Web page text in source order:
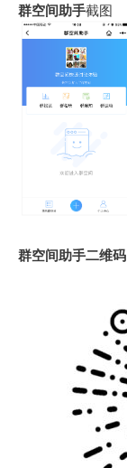
群空间助手截图
群空间助手二维码